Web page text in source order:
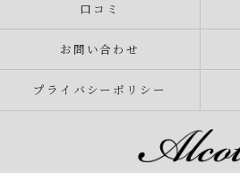
口コミ
お問い合わせ
プライバシーポリシー